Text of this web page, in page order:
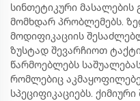
სინთეტიკური მასალების
მომხდარ პრობლემებს.
მოდიფიკაციის
ზუსტად შევარჩიოთ
წარმოებლებს
რომლებიც
სპეციფიკაციებს.